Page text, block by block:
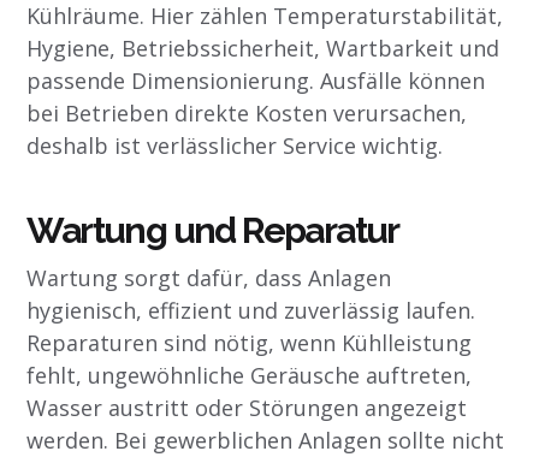
Kühlräume. Hier zählen Temperaturstabilität,
Hygiene, Betriebssicherheit, Wartbarkeit und
passende Dimensionierung. Ausfälle können
bei Betrieben direkte Kosten verursachen,
deshalb ist verlässlicher Service wichtig.
Wartung und Reparatur
Wartung sorgt dafür, dass Anlagen
hygienisch, effizient und zuverlässig laufen.
Reparaturen sind nötig, wenn Kühlleistung
fehlt, ungewöhnliche Geräusche auftreten,
Wasser austritt oder Störungen angezeigt
werden. Bei gewerblichen Anlagen sollte nicht